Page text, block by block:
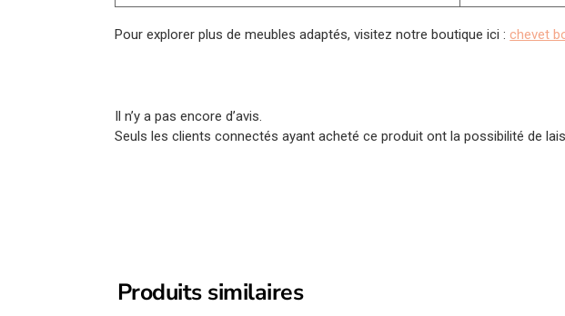
Pour explorer plus de meubles adaptés, visitez notre boutique ici :chevet
Il n’y a pas encore d’avis.
Seuls les clients connectés ayant acheté ce produit ont la possibilité de
Produits similaires